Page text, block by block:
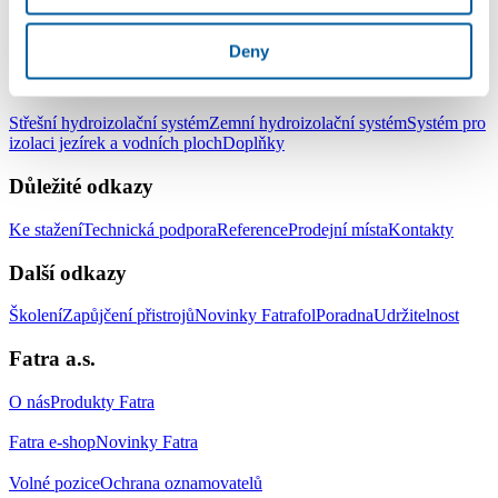
Deny
Produkty
Střešní hydroizolační systémZemní hydroizolační systémSystém pro
izolaci jezírek a vodních plochDoplňky
Důležité odkazy
Ke staženíTechnická podporaReferenceProdejní místaKontakty
Další odkazy
ŠkoleníZapůjčení přistrojůNovinky FatrafolPoradnaUdržitelnost
Fatra a.s.
O násProdukty Fatra
Fatra e-shopNovinky Fatra
Volné poziceOchrana oznamovatelů